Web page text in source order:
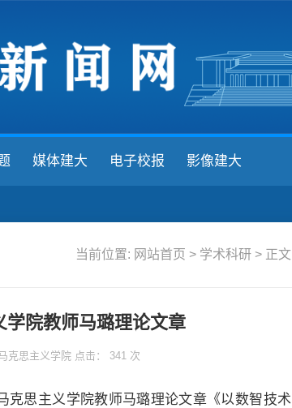
媒体建大 电子校报 影像建大
当前位置: 网站首页 > 学术科研> 正文
学院教师马璐理论文章
克思主义学院 点击： 341 次
思主义学院教师马璐理论文章《以数智技术